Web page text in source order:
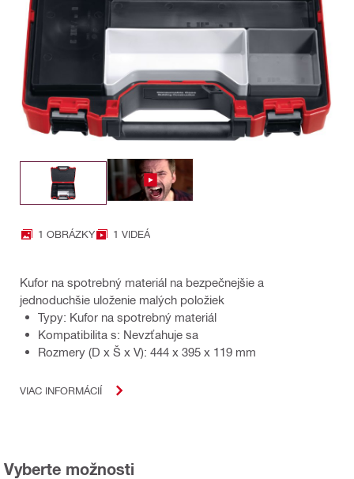
1 OBRÁZKY 1 VIDEÁ
Kufor na spotrebný materiál na bezpečnejšie a
jednoduchšie uloženie malých položiek
Typy: Kufor na spotrebný materiál
Kompatibilita s: Nevzťahuje sa
Rozmery (D x Š x V): 444 x 395 x 119 mm
VIAC INFORMÁCIÍ
Vyberte možnosti